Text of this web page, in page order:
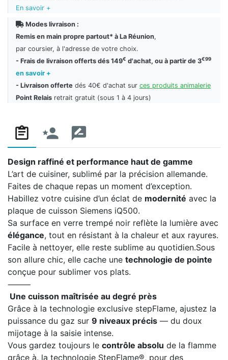
En savoir +
Modes livraison :
Remis en main propre partout* à La Réunion,
par coursier, à l'adresse de votre choix.
- Frais de livraison offerts dés 149€ d'achat, ou à partir de 3€99
en savoir +
- Livraison offerte dés 40€ d'achat sur ces produits animalerie
Point Relais retrait gratuit (sous 1 à 4 jours)
Design raffiné et performance haut de gamme
L’art de cuisiner, sublimé par la précision allemande.
Faites de chaque repas un moment d’exception.
Habillez votre cuisine d’un éclat de modernité avec la
plaque de cuisson Siemens iQ500.
Sa surface en verre trempé noir reflète la lumière avec
élégance, tout en résistant à la chaleur et aux rayures.
Facile à nettoyer, elle reste sublime au quotidien.Sous
son allure chic, elle cache une technologie de pointe
conçue pour sublimer vos plats.
⸻
Une cuisson maîtrisée au degré près
Grâce à la technologie exclusive stepFlame, ajustez la
puissance du gaz sur 9 niveaux précis — du doux
mijotage à la saisie intense.
Vous gardez toujours le contrôle absolu de la flamme
grâce à. la technologie StepFlame®, pour des